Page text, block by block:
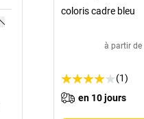
coloris cadre bleu
à partir de
(1)
en 10 jours